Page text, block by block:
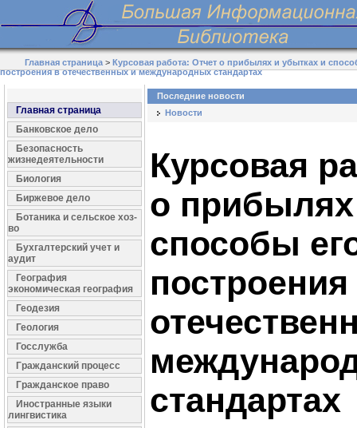
Главная страница >Курсовая работа: Отчет о прибылях и убытках и
построения в отечественных и международных стандартах
Главная страница
Банковское дело
Безопасность
жизнедеятельности
Биология
Биржевое дело
Ботаника и сельское хоз-
во
Бухгалтерский учет и
аудит
География
экономическая география
Геодезия
Геология
Госслужба
Гражданский процесс
Гражданское право
Иностранные языки
лингвистика
Последние новости
Новости
Курсовая
о
способы
построения
стандартах